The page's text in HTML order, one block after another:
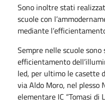
Sono inoltre stati
scuole con
mediante
Sempre nelle scuole
efficientamento
led, per ultimo le casette
via Aldo Moro, nel plesso
elementare IC “Tomasi di